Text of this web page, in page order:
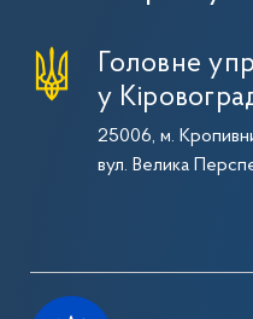
Головне
у
25006, м.
вул. Велика